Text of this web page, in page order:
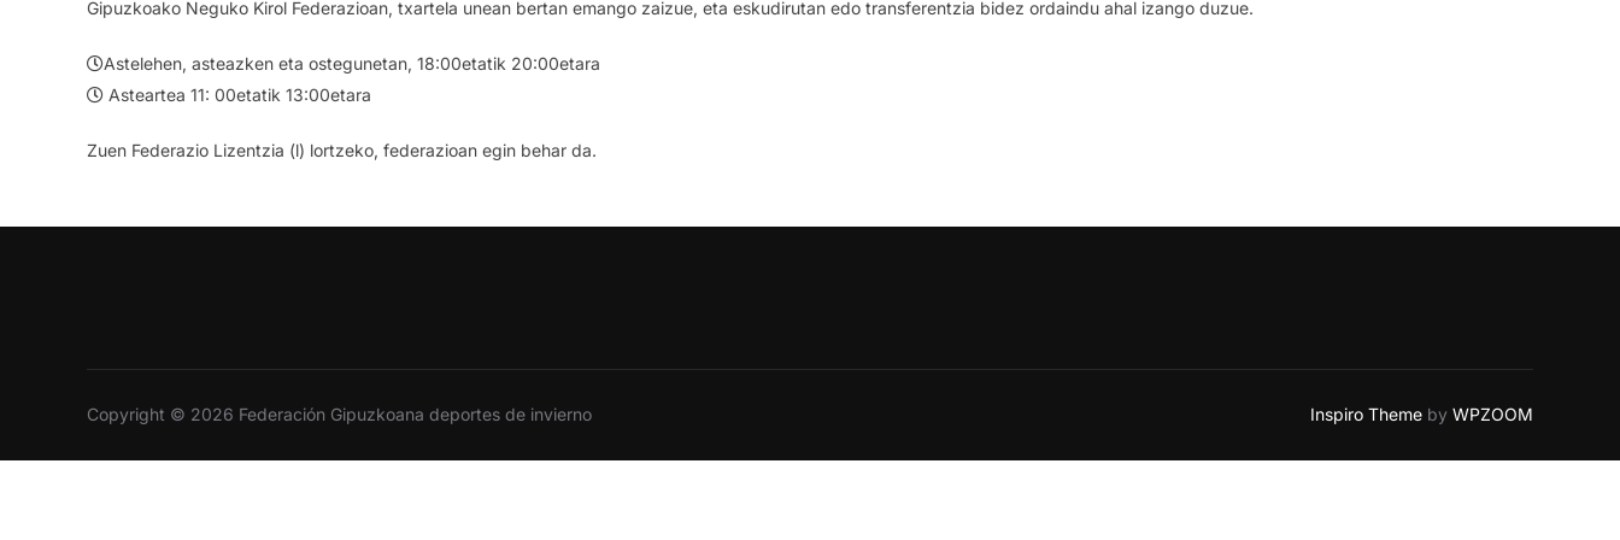
Gipuzkoako Neguko Kirol Federazioan, txartela unean bertan emango zaizue, eta eskudirutan edo transferentzia bidez ordaindu ahal izango duzue.
Astelehen, asteazken eta ostegunetan, 18:00etatik 20:00etara
Asteartea 11: 00etatik 13:00etara
Zuen Federazio Lizentzia (l) lortzeko, federazioan egin behar da.
Copyright © 2026 Federación Gipuzkoana deportes de invierno Inspiro Theme by WPZOOM